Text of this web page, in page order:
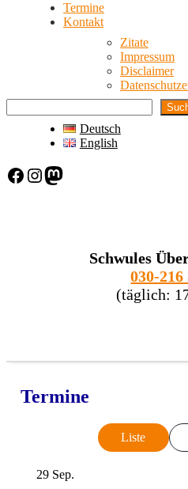
Termine
Kontakt
Zitate
Impressum
Disclaimer
Deutsch
English
Facebook Instagram Mastodon
Schwules
030-216
(täglich:
Termine
Liste
29 Sep.